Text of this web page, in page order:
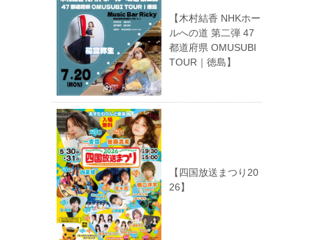
【木村結香 NHKホー
ルへの道 第二弾 47
都道府県 OMUSUBI
TOUR｜徳島】
【四国放送まつり20
26】